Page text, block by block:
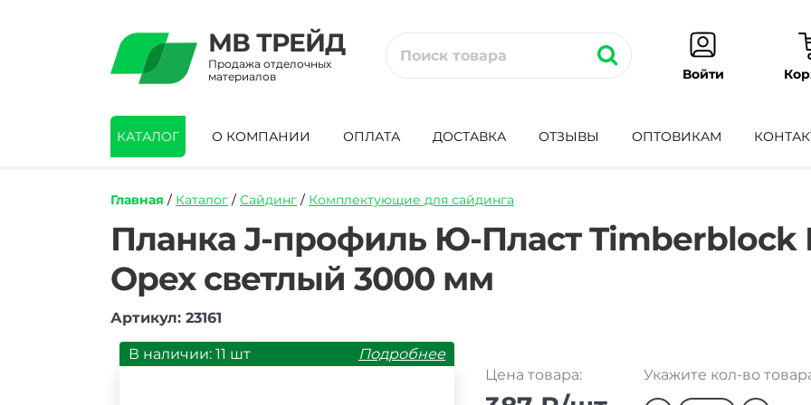
МВ ТРЕЙД
Продажа отделочных
материалов
Войти
КАТАЛОГ О КОМПАНИИ ОПЛАТА ДОСТАВКА ОТЗЫВЫ ОПТОВИКАМ
Главная / Каталог / Сайдинг / Комплектующие для сайдинга
https://mvtrade.ru/images/id/normal/planka-
yu-
plast-
timberblock-
rejka-
fasadnaya-
orekh-
Планка J-профиль Ю-Пласт Timberblock
Орех светлый 3000 мм
Артикул: 23161
В наличии: 11 шт
Подробнее
Цена товара:
Укажите кол-во